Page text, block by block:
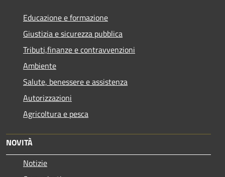
Educazione e formazione
Giustizia e sicurezza pubblica
Tributi,finanze e contravvenzioni
Ambiente
Salute, benessere e assistenza
Autorizzazioni
Agricoltura e pesca
NOVITÀ
Notizie